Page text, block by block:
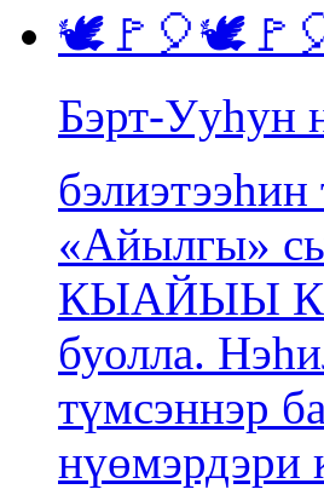
Бэрт-Ууһун
«Айылгы»
КЫАЙЫЫ
буолла.
түмсэннэр
нүөмэрдэри